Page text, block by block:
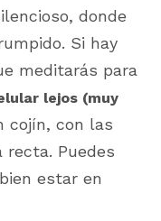
donde
Si hay
meditarás para
lejos (muy
cojín, con las
recta. Puedes
estar en